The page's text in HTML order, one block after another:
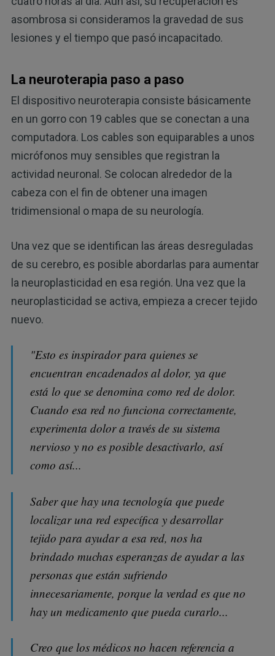
asombrosa si consideramos la gravedad de sus
lesiones y el tiempo que pasó incapacitado.
La neuroterapia paso a paso
El dispositivo neuroterapia consiste básicamente
en un gorro con 19 cables que se conectan a una
computadora. Los cables son equiparables a unos
micrófonos muy sensibles que registran la
actividad neuronal. Se colocan alrededor de la
cabeza con el fin de obtener una imagen
tridimensional o mapa de su neurología.
Una vez que se identifican las áreas desreguladas
de su cerebro, es posible abordarlas para aumentar
la neuroplasticidad en esa región. Una vez que la
neuroplasticidad se activa, empieza a crecer tejido
nuevo.
"Esto es inspirador para quienes se
encuentran encadenados al dolor, ya que
está lo que se denomina como red de dolor.
Cuando esa red no funciona correctamente,
experimenta dolor a través de su sistema
nervioso y no es posible desactivarlo, así
como así...
Saber que hay una tecnología que puede
localizar una red específica y desarrollar
tejido para ayudar a esa red, nos ha
brindado muchas esperanzas de ayudar a las
personas que están sufriendo
innecesariamente, porque la verdad es que no
hay un medicamento que pueda curarlo...
Creo que los médicos no hacen referencia a